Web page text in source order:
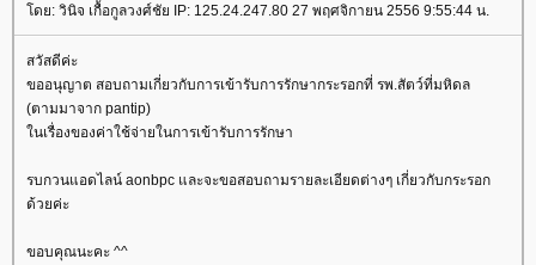
ดย: วินิจ เกื้อกูลวงศ์ชัย IP: 125.24.247.80 27 พฤศจิกายน 2556 9:55:44 น.
สวัสดีค่ะ
ขออนุญาต สอบถามเกี่ยวกับการเข้ารับการรักษากระรอกที่ รพ.สัตว์ที่มหิดล
(ตามมาจาก pantip)
นเรื่องของค่าใช้จ่ายในการเข้ารับการรักษา
รบกวนแอดไลน์ aonbpc และจะขอสอบถามรายละเอียดต่างๆ เกี่ยวกับกระรอก
ด้วยค่ะ
ขอบคุณนะคะ ^^